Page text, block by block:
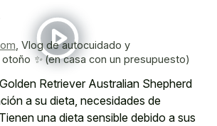
Vlog de autocuidado y
✨ (en casa con un presupuesto)
Retriever Australian Shepherd
a su dieta, necesidades de
una dieta sensible debido a sus